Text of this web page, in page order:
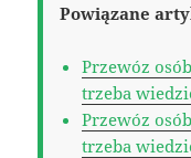
Powiązane
Przewóz
trzeba
Przewóz
trzeba